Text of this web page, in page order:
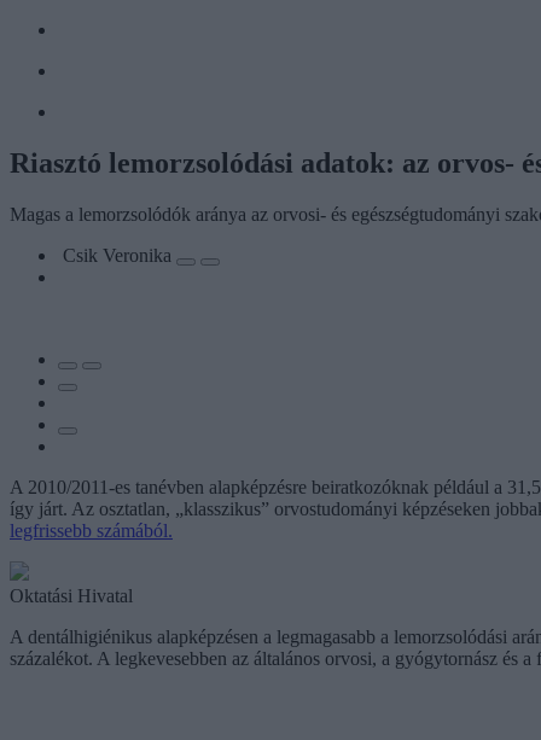
Riasztó lemorzsolódási adatok: az orvos-
Magas a lemorzsolódók aránya az orvosi- és egészségtudományi
Csik Veronika
A 2010/2011-es tanévben alapképzésre beiratkozóknak például a
így járt. Az osztatlan, „klasszikus” orvostudományi képzéseken
legfrissebb számából.
Oktatási Hivatal
A dentálhigiénikus alapképzésen a legmagasabb a lemorzsolódási
százalékot. A legkevesebben az általános orvosi, a gyógytornász és